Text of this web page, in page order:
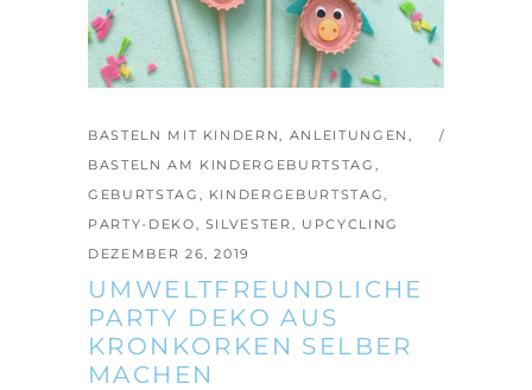
BASTELN MIT KINDERN, ANLEITUNGEN ,
BASTELN AM KINDERGEBURTSTAG ,
GEBURTSTAG , KINDERGEBURTSTAG,
PARTY-DEKO, SILVESTER, UPCYCLING
DEZEMBER 26, 2019
UMWELTFREUNDLICHE
PARTY DEKO AUS
KRONKORKEN SELBER
MACHEN